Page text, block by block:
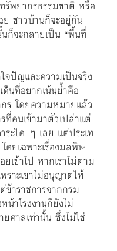
รัพยากรธรรมชาติ หรือ
ย ชาวบ้านก็จะอยู่กัน
ก็จะกลายเป็น “พื้นที่
จปัญและความเป็นจริง
นที่อยากเน้นย้ำคือ
ร โดยความหมายแล้ว
คนเข้ามาตัวเปล่าแต่
ระใด ๆ เลย แต่ประเท
ดยเฉพาะเรื่องมลพิษ
เข้าไป หากเราไม่ตาม
ราะเขาไม่อนุญาตให้
าราชการจากกรม
าโรงงานก็ยังไม่
ศาลเท่านั้น ซึ่งไม่ใช่